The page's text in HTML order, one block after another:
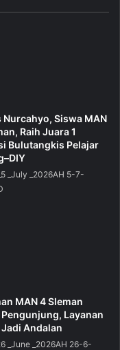
dan penuh
dzikir
bentuk ikhtiar
Ajaran
Nurcahyo, Siswa MAN
Raih Juara 1
Bulutangkis Pelajar
_July _2026AH 5-7-
MAN 4 Sleman
Layanan
Andalan
_June _2026AH 26-6-